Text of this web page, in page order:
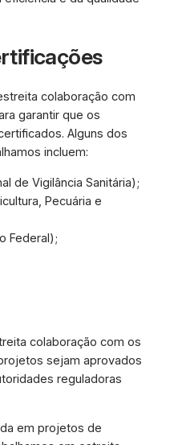
colaboração com
garantir que os
Alguns dos
incluem:
de Vigilância Sanitária);
Pecuária e
Federal);
colaboração com os
sejam aprovados
reguladoras
em projetos de